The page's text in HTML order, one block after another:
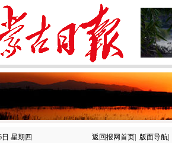
日 星期四 返回报网首页 版面导航